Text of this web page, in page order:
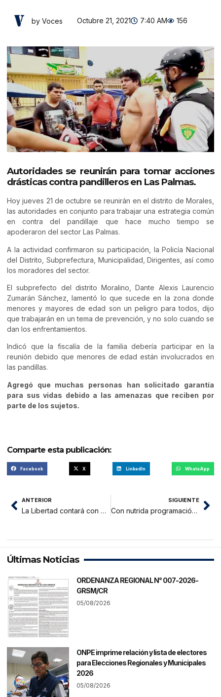
by Voces Octubre 21, 2021 7:40 AM 156
Autoridades se reunirán para tomar acciones
drásticas contra pandilleros en Las Palmas.
Hoy jueves 21 de octubre se reunirán en el distrito de Morales,
las autoridades en conjunto para trabajar una estrategia común
en contra del pandillaje que hace mucho tiempo se
apoderaron del sector Las Palmas.
A la actividad confirmaron su participación, la Policía Nacional
del Distrito, Subprefectura, Municipalidad, Dirigentes, así como
los moradores del sector.
El subprefecto del distrito Moralino, Dante Alexis Laurencio
Zumarán Sánchez, lamentó lo que sucede en la zona donde
menores y mayores de edad son un peligro para todos, dijo
que trabajarán en un tema de prevención, y no solo cuando se
dan los enfrentamientos.
Indicó que la fiscalía de la familia debería participar en la
reunión debido que menores de edad están involucrados en
las pandillas.
Agregó que muchas personas han solicitado garantía
para sus vidas debido a las amenazas que reciben por
parte de los sujetos.
Comparte esta publicación:
Facebook X LinkedIn WhatsApp
ANTERIOR
La Libertad contará con plaza de Armas en poco tiempo
SIGUIENTE
Con nutrida programación inician celebraciones de 34 años de creación de la Aldea Infantil Virgen del Pilar
Últimas Noticias
ORDENANZA REGIONAL N° 007-2026-
GRSM/CR
05/08/2026
ONPE imprime relación y lista de electores
para Elecciones Regionales y Municipales
2026
05/08/2026